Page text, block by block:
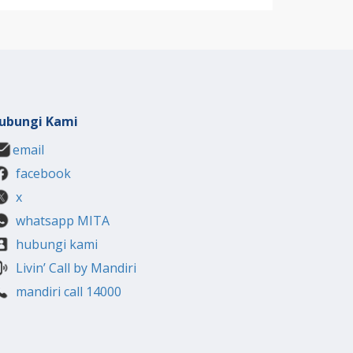
Kami
email
facebook
x
whatsapp MITA
hubungi kami
Livin’ Call by Mandiri
mandiri call 14000